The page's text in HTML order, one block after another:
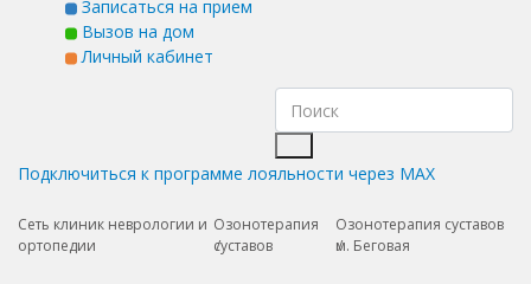
Записаться на прием
Вызов на дом
Личный кабинет
Подключиться к программе лояльности через MAX
Сеть клиник неврологии и
ортопедии
Озонотерапия
суставов
Озонотерапия суставов
м. Беговая